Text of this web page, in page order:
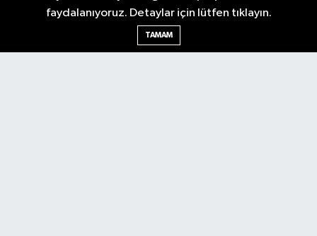
Ankara Nöbetçi Eczaneler
faydalanıyoruz. Detaylar için lütfen tıklayın.
TAMAM